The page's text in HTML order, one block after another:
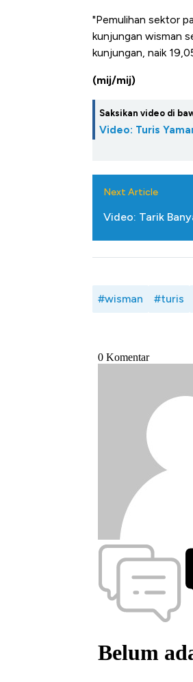
"Pemulihan sektor
kunjungan wisman
kunjungan, naik
(mij/mij)
Saksikan video di
Video: Turis
Next Article
Video: Tarik
#wisman #turis